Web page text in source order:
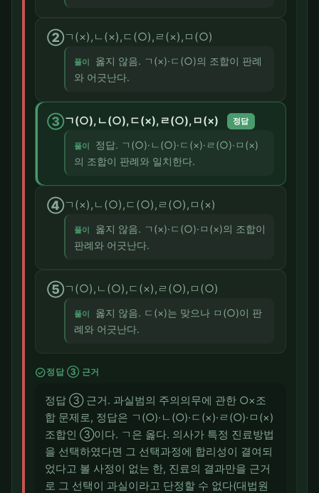
②ㄱ(×),ㄴ(×),ㄷ(○),ㄹ(×),ㅁ(○)
풀이
옳지 않음. ㄱ(×)·ㄷ(○)의 조합이 판례
와 어긋난다.
③ㄱ(○),ㄴ(○),ㄷ(×),ㄹ(○),ㅁ(×) 정답
풀이
정답. ㄱ(○)·ㄴ(○)·ㄷ(×)·ㄹ(○)·ㅁ(×)
의 조합이 판례와 일치한다.
④ㄱ(×),ㄴ(○),ㄷ(○),ㄹ(○),ㅁ(×)
풀이
옳지 않음. ㄱ(×)·ㄷ(○)·ㅁ(×)의 조합이
판례와 어긋난다.
⑤ㄱ(○),ㄴ(○),ㄷ(×),ㄹ(○),ㅁ(○)
풀이
옳지 않음. ㄷ(×)는 맞으나 ㅁ(○)이 판
례와 어긋난다.
check_circle정답 ③ 근거
정답 ③ 근거. 과실범의 주의의무에 관한 ○×조
합 문제로, 정답은 ㄱ(○)·ㄴ(○)·ㄷ(×)·ㄹ(○)·ㅁ(×)
조합인 ③이다. ㄱ은 옳다. 의사가 특정 진료방법
을 선택하였다면 그 선택과정에 합리성이 결여되
었다고 볼 사정이 없는 한, 진료의 결과만을 근거
로 그 선택이 과실이라고 단정할 수 없다(대법원